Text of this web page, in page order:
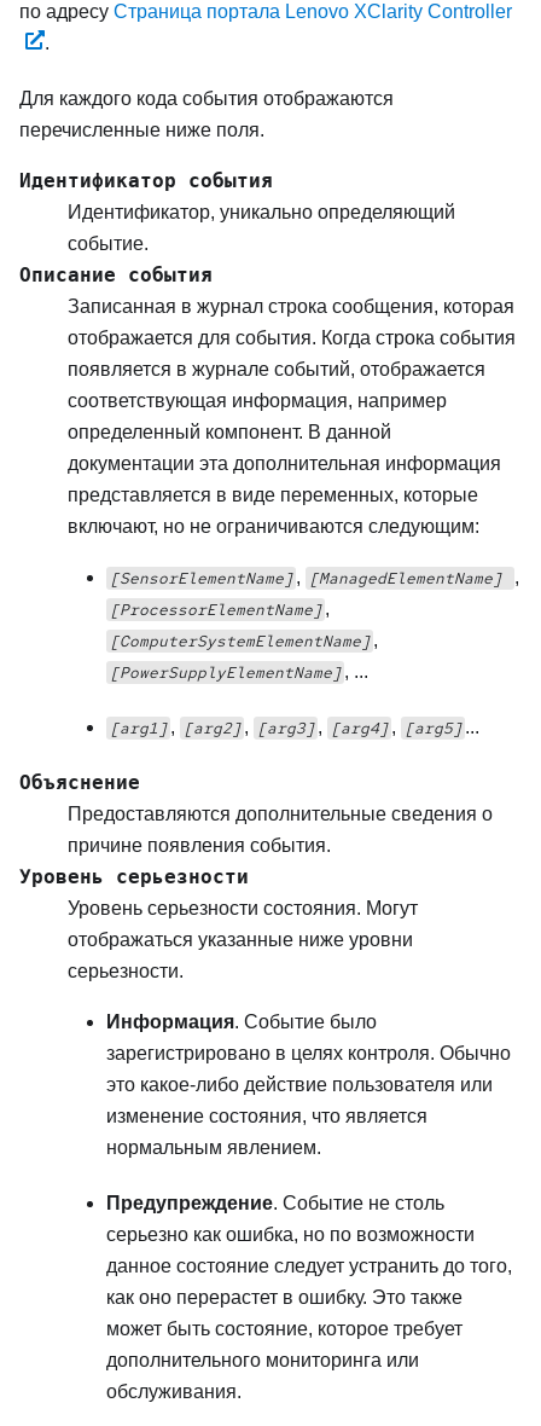
по адресу Страница портала Lenovo XClarity Controller
.
Для каждого кода события отображаются
перечисленные ниже поля.
Идентификатор события
Идентификатор, уникально определяющий
событие.
Описание события
Записанная в журнал строка сообщения, которая
отображается для события. Когда строка события
появляется в журнале событий, отображается
соответствующая информация, например
определенный компонент. В данной
документации эта дополнительная информация
представляется в виде переменных, которые
включают, но не ограничиваются следующим:
[SensorElementName] , [ManagedElementName]
,
[ProcessorElementName] ,
[ComputerSystemElementName] ,
[PowerSupplyElementName] , ...
[arg1] , [arg2], [arg3], [arg4], [arg5]...
Объяснение
Предоставляются дополнительные сведения о
причине появления события.
Уровень серьезности
Уровень серьезности состояния. Могут
отображаться указанные ниже уровни
серьезности.
Информация. Событие было
зарегистрировано в целях контроля. Обычно
это какое-либо действие пользователя или
изменение состояния, что является
нормальным явлением.
Предупреждение. Событие не столь
серьезно как ошибка, но по возможности
данное состояние следует устранить до того,
как оно перерастет в ошибку. Это также
может быть состояние, которое требует
дополнительного мониторинга или
обслуживания.